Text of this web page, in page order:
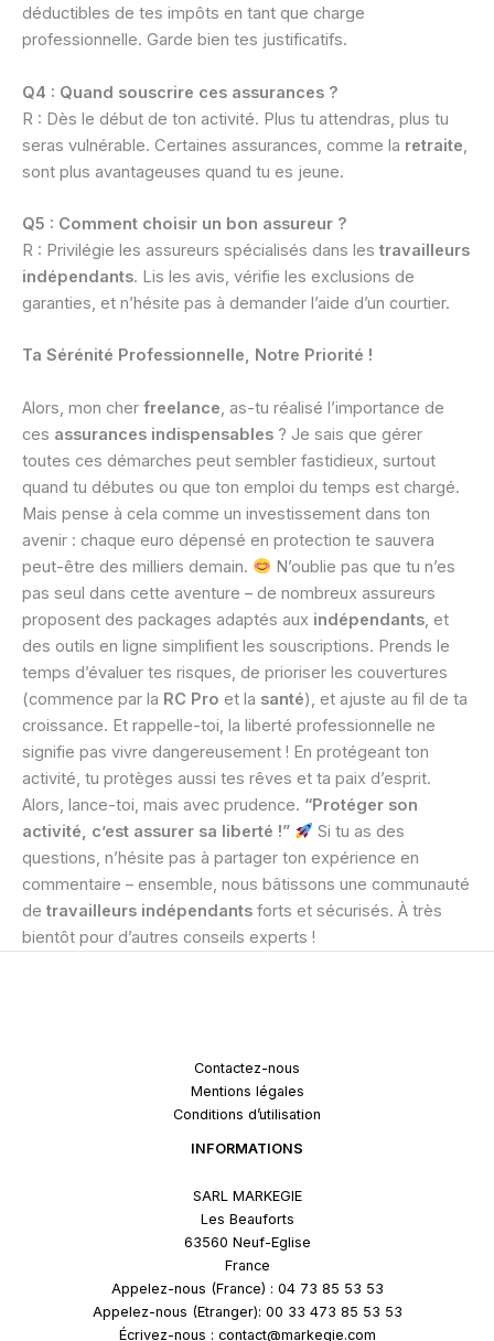
déductibles de tes impôts en tant que charge
professionnelle. Garde bien tes justificatifs.
Q4 : Quand souscrire ces assurances ?
R : Dès le début de ton activité. Plus tu attendras, plus tu
seras vulnérable. Certaines assurances, comme la retraite,
sont plus avantageuses quand tu es jeune.
Q5 : Comment choisir un bon assureur ?
R : Privilégie les assureurs spécialisés dans les travailleurs
indépendants. Lis les avis, vérifie les exclusions de
garanties, et n’hésite pas à demander l’aide d’un courtier.
Ta Sérénité Professionnelle, Notre Priorité !
Alors, mon cher freelance, as-tu réalisé l’importance de
ces assurances indispensables ? Je sais que gérer
toutes ces démarches peut sembler fastidieux, surtout
quand tu débutes ou que ton emploi du temps est chargé.
Mais pense à cela comme un investissement dans ton
avenir : chaque euro dépensé en protection te sauvera
peut-être des milliers demain.
N’oublie pas que tu n’es
pas seul dans cette aventure – de nombreux assureurs
proposent des packages adaptés aux indépendants, et
des outils en ligne simplifient les souscriptions. Prends le
temps d’évaluer tes risques, de prioriser les couvertures
(commence par la RC Pro et la santé), et ajuste au fil de ta
croissance. Et rappelle-toi, la liberté professionnelle ne
signifie pas vivre dangereusement ! En protégeant ton
activité, tu protèges aussi tes rêves et ta paix d’esprit.
Alors, lance-toi, mais avec prudence. “Protéger son
activité, c’est assurer sa liberté !”
Si tu as des
questions, n’hésite pas à partager ton expérience en
commentaire – ensemble, nous bâtissons une communauté
de travailleurs indépendants forts et sécurisés. À très
bientôt pour d’autres conseils experts !
Contactez-nous
Mentions légales
Conditions d’utilisation
INFORMATIONS
SARL MARKEGIE
Les Beauforts
63560 Neuf-Eglise
France
Appelez-nous (France) : 04 73 85 53 53
Appelez-nous (Etranger): 00 33 473 85 53 53
Écrivez-nous : contact@markegie.com